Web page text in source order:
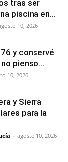
tras ser
piscina en...
10, 2026
y conservé
pienso...
10, 2026
y Sierra
para la
- agosto 10, 2026